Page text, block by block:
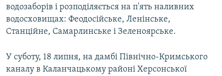
водозаборів і розподіляється на п'ять наливних
водосховищах: Феодосійське, Ленінське,
Станційне, Самарлинське і Зеленоярське.
У суботу, 18 липня, на дамбі Північно-Кримського
каналу в Каланчацькому районі Херсонської